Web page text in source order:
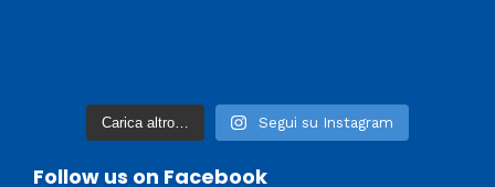
Carica altro… Segui su Instagram
Follow us on Facebook